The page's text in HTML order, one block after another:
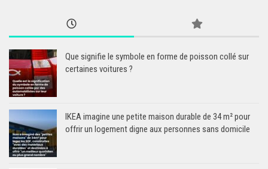
Que signifie le symbole en forme de poisson collé sur
certaines voitures ?
IKEA imagine une petite maison durable de 34 m² pour
offrir un logement digne aux personnes sans domicile